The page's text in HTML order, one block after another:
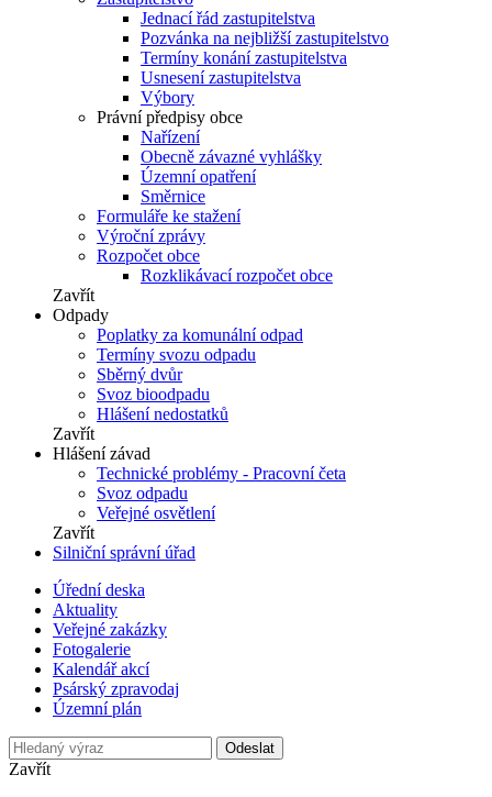
Jednací řád zastupitelstva
Pozvánka na nejbližší zastupitelstvo
Termíny konání zastupitelstva
Usnesení zastupitelstva
Výbory
Právní předpisy obce
Nařízení
Obecně závazné vyhlášky
Územní opatření
Směrnice
Formuláře ke stažení
Výroční zprávy
Rozpočet obce
Rozklikávací rozpočet obce
Zavřít
Odpady
Poplatky za komunální odpad
Termíny svozu odpadu
Sběrný dvůr
Svoz bioodpadu
Hlášení nedostatků
Zavřít
Hlášení závad
Technické problémy - Pracovní četa
Svoz odpadu
Veřejné osvětlení
Zavřít
Silniční správní úřad
Úřední deska
Aktuality
Veřejné zakázky
Fotogalerie
Kalendář akcí
Psárský zpravodaj
Územní plán
Odeslat
Zavřít